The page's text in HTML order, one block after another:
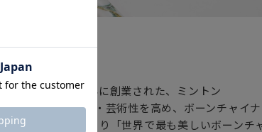
ンによって1793年に創業された、ミントン
によって生産性・芸術性を高め、ボーンチャイ
ビクトリア女王より「世界で最も美しいボーンチ